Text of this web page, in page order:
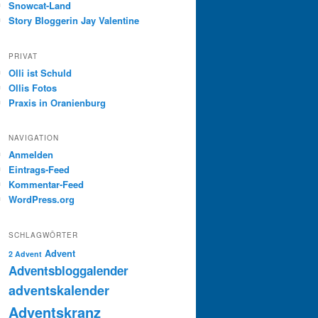
Snowcat-Land
Story Bloggerin Jay Valentine
PRIVAT
Olli ist Schuld
Ollis Fotos
Praxis in Oranienburg
NAVIGATION
Anmelden
Eintrags-Feed
Kommentar-Feed
WordPress.org
SCHLAGWÖRTER
2 Advent Advent
Adventsbloggalender
adventskalender
Adventskranz